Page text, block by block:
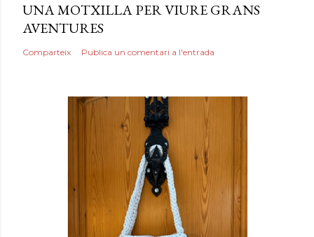
UNA MOTXILLA PER VIURE GRANS
AVENTURES
Comparteix Publica un comentari a l'entrada